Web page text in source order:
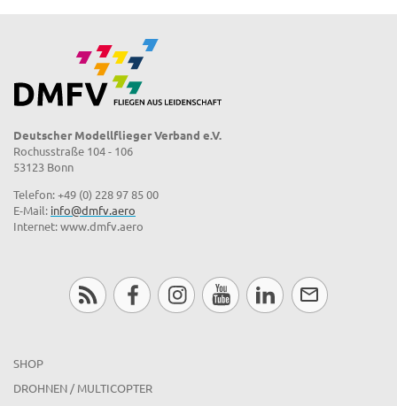
Deutscher Modellflieger Verband e.V.
Rochusstraße 104 - 106
53123 Bonn
Telefon: +49 (0) 228 97 85 00
E-Mail: info@dmfv.aero
Internet: www.dmfv.aero
SHOP
DROHNEN / MULTICOPTER